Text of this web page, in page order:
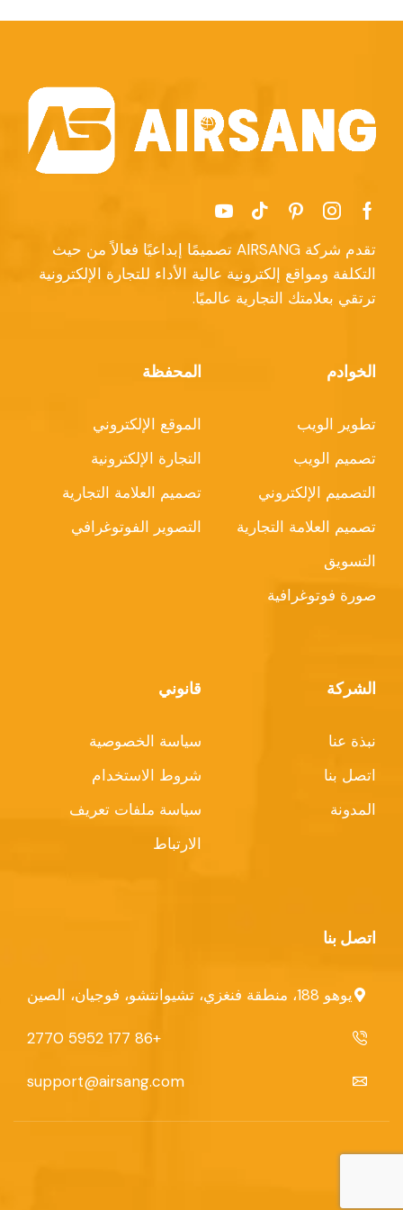
تقدم شركة AIRSANG تصميمًا إبداعيًا فعالاً من حيث
التكلفة ومواقع إلكترونية عالية الأداء للتجارة الإلكترونية
ترتقي بعلامتك التجارية عالميًا.
الخوادم
تطوير الويب
تصميم الويب
التصميم الإلكتروني
تصميم العلامة التجارية
التسويق
صورة فوتوغرافية
المحفظة
الموقع الإلكتروني
التجارة الإلكترونية
تصميم العلامة التجارية
التصوير الفوتوغرافي
الشركة
نبذة عنا
اتصل بنا
المدونة
قانوني
سياسة الخصوصية
شروط الاستخدام
سياسة ملفات تعريف
الارتباط
اتصل بنا
يوهو 188، منطقة فنغزي، تشيوانتشو، فوجيان، الصين
+86 177 5952 2770
support@airsang.com